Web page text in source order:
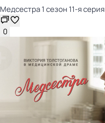
Медсестра 1 сезон 11-я серия
0